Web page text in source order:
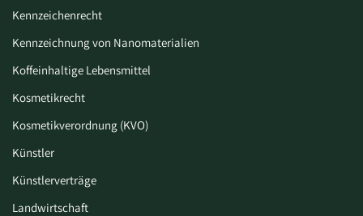
Kennzeichenrecht
Kennzeichnung von Nanomaterialien
Koffeinhaltige Lebensmittel
Kosmetikrecht
Kosmetikverordnung (KVO)
Künstler
Künstlerverträge
Landwirtschaft